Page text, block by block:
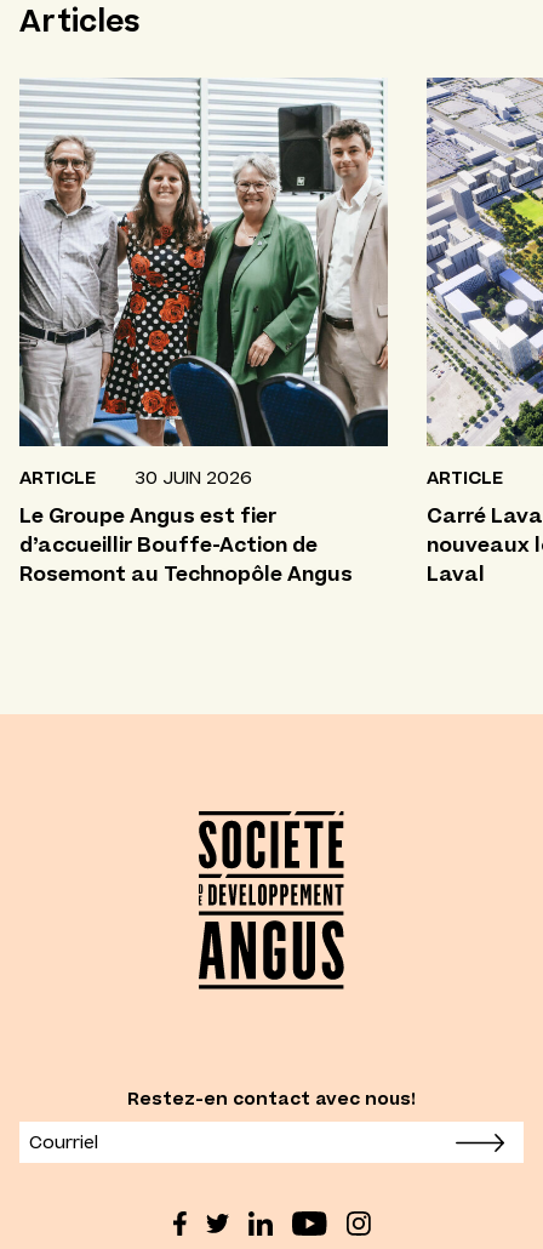
Articles
ARTICLE 30 JUIN 2026
Le Groupe Angus est fier
d’accueillir Bouffe-Action de
Rosemont au Technopôle Angus
ARTICLE
Carré
nouveaux
Laval
Restez-en contact avec nous!